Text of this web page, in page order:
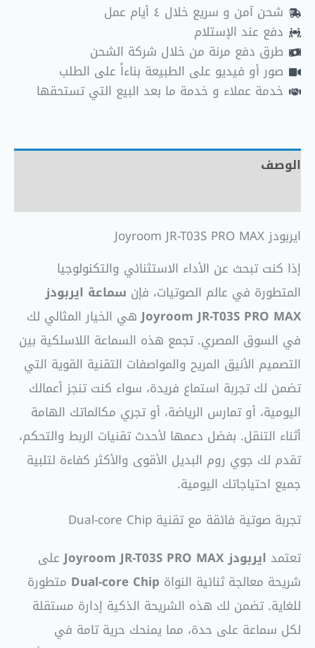
شحن آمن و سريع خلال ٤ أيام عمل
دفع عند الإستلام
طرق دفع مرنة من خلال شركة الشحن
صور أو فيديو على الطبيعة بناءاً على الطلب
خدمة عملاء و خدمة ما بعد البيع التي تستحقها
الوصف
ايربودز Joyroom JR-T03S PRO MAX
إذا كنت تبحث عن الأداء الاستثنائي والتكنولوجيا
المتطورة في عالم الصوتيات، فإن سماعة ايربودز
Joyroom JR-T03S PRO MAXهي الخيار المثالي لك
في السوق المصري. تجمع هذه السماعة اللاسلكية بين
التصميم الأنيق المريح والمواصفات التقنية القوية التي
تضمن لك تجربة استماع فريدة، سواء كنت تنجز أعمالك
اليومية، أو تمارس الرياضة، أو تجري مكالماتك الهامة
أثناء التنقل. بفضل دعمها لأحدث تقنيات الربط والتحكم،
تقدم لك جوي روم البديل الأقوى والأكثر كفاءة لتلبية
جميع احتياجاتك اليومية.
تجربة صوتية فائقة مع تقنية Dual-core Chip
تعتمد ايربودزJoyroom JR-T03S PRO MAXعلى
شريحة معالجة ثنائية النواة Dual-core Chip متطورة
للغاية. تضمن لك هذه الشريحة الذكية إدارة مستقلة
لكل سماعة على حدة، مما يمنحك حرية تامة في